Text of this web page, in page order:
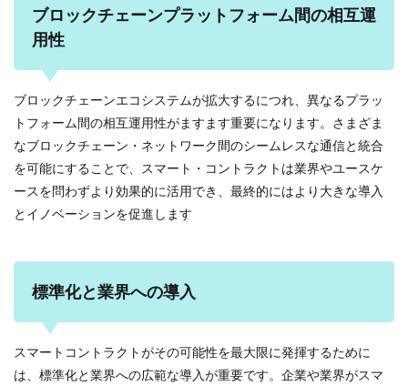
ブロックチェーンプラットフォーム間の相互運
用性
ブロックチェーンエコシステムが拡大するにつれ、異なるプラッ
トフォーム間の相互運用性がますます重要になります。さまざま
なブロックチェーン・ネットワーク間のシームレスな通信と統合
を可能にすることで、スマート・コントラクトは業界やユースケ
ースを問わずより効果的に活用でき、最終的にはより大きな導入
とイノベーションを促進します
標準化と業界への導入
スマートコントラクトがその可能性を最大限に発揮するために
は、標準化と業界への広範な導入が重要です。企業や業界がスマ